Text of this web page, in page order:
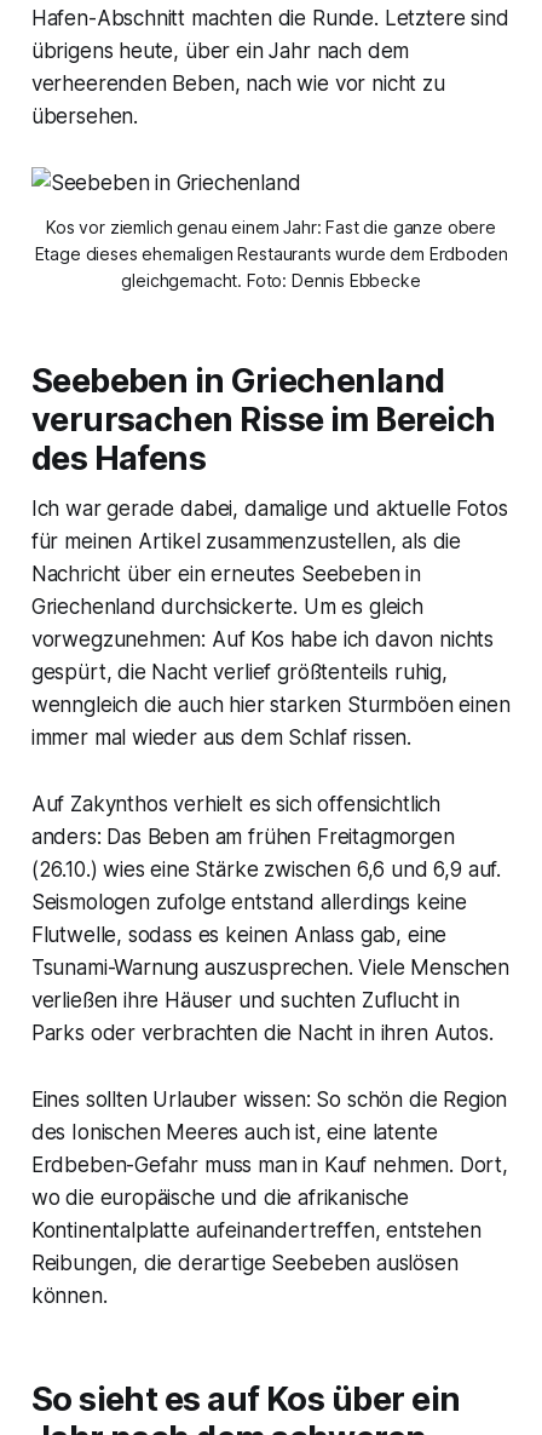
Hafen-Abschnitt machten die Runde. Letztere sind
übrigens heute, über ein Jahr nach dem
verheerenden Beben, nach wie vor nicht zu
übersehen.
Kos vor ziemlich genau einem Jahr: Fast die ganze obere
Etage dieses ehemaligen Restaurants wurde dem Erdboden
gleichgemacht. Foto: Dennis Ebbecke
Seebeben in Griechenland
verursachen Risse im Bereich
des Hafens
Ich war gerade dabei, damalige und aktuelle Fotos
für meinen Artikel zusammenzustellen, als die
Nachricht über ein erneutes Seebeben in
Griechenland durchsickerte. Um es gleich
vorwegzunehmen: Auf Kos habe ich davon nichts
gespürt, die Nacht verlief größtenteils ruhig,
wenngleich die auch hier starken Sturmböen einen
immer mal wieder aus dem Schlaf rissen.
Auf Zakynthos verhielt es sich offensichtlich
anders: Das Beben am frühen Freitagmorgen
(26.10.) wies eine Stärke zwischen 6,6 und 6,9 auf.
Seismologen zufolge entstand allerdings keine
Flutwelle, sodass es keinen Anlass gab, eine
Tsunami-Warnung auszusprechen. Viele Menschen
verließen ihre Häuser und suchten Zuflucht in
Parks oder verbrachten die Nacht in ihren Autos.
Eines sollten Urlauber wissen: So schön die Region
des Ionischen Meeres auch ist, eine latente
Erdbeben-Gefahr muss man in Kauf nehmen. Dort,
wo die europäische und die afrikanische
Kontinentalplatte aufeinandertreffen, entstehen
Reibungen, die derartige Seebeben auslösen
können.
So sieht es auf Kos über ein